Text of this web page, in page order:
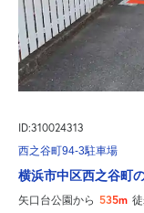
ID:310024313
西之谷町94-3駐車場
横浜市中区西之谷町
矢口台公園から 535m